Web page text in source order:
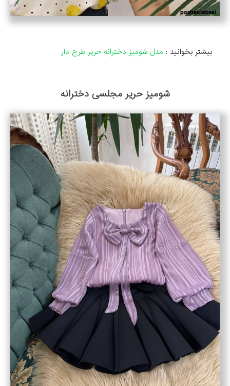
بیشتر بخوانید : مدل شومیز دخترانه حریر طرح دار
شومیز حریر مجلسی دخترانه